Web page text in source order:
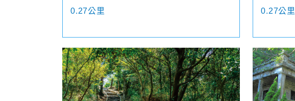
0.27公里 0.27公里